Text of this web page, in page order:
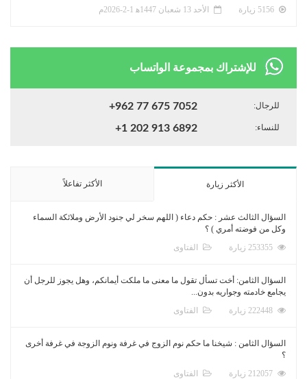
الأحد 13 شعبان 1447ﻫ 1-2-2026م
للإشتراك بمجموعة الواتساب
للرجال: +962 77 675 7052
للنساء: +1 202 913 6892
الأكثر زيارة الأكثر تفاعلاً
السؤال الثالث عشر : حكم دعاء ( اللهم سخر لي جنود الأرض وملائكة السماء
وكل من فوضته أمري ) ؟
الفتاوى
السؤال الثامن: أخت تسأل تقول ما معنى ما ملكت أيمانكم، وهل يجوز للرجل أن
يجامع خادمته وجواريه بدون...
الفتاوى
السؤال الثامن : شيخنا ما حكم نوم الزوج في غرفة ونوم الزوجة في غرفة أخرى
؟
الفتاوى